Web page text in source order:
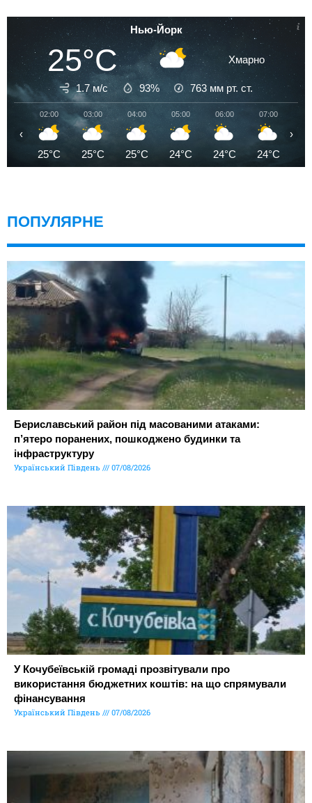
Нью-Йорк
25°C Хмарно
1.7 м/с 93% 763 мм рт. ст.
02:00
25°C
03:00
25°C
04:00
25°C
05:00
24°C
06:00
24°C
07:00
24°C
‹ ›
ПОПУЛЯРНЕ
Бериславський район під масованими атаками:
п’ятеро поранених, пошкоджено будинки та
інфраструктуру
Український Південь 07/08/2026
У Кочубеївській громаді прозвітували про
використання бюджетних коштів: на що спрямували
фінансування
Український Південь 07/08/2026